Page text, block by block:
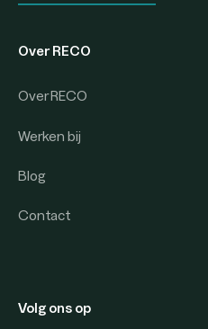
Over RECO
Over RECO
Werken bij
Blog
Contact
Volg ons op